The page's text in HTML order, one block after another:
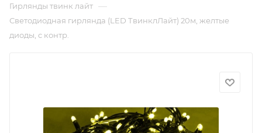
Гирлянды твинк лайт —
Светодиодная гирлянда (LED ТвинклЛайт) 20м, желтые
диоды, c контр.